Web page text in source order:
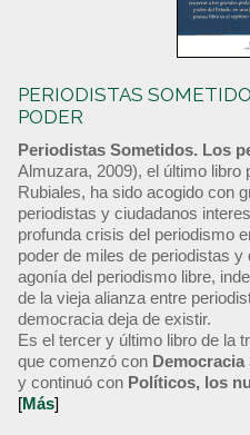
PERIODISTAS
PODER
Periodistas Sometidos. Los
Almuzara, 2009), el último libro
Rubiales, ha sido acogido con
periodistas y ciudadanos
profunda crisis del periodismo
poder de miles de periodistas
agonía del periodismo libre,
de la vieja alianza entre
democracia deja de existir.
Es el tercer y último libro de la
que comenzó con Democracia
y continuó con Políticos, los
[Más]